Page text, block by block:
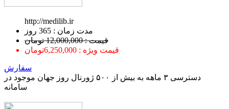
http://medilib.ir
ﻣﺪﺕ ﺯﻣﺎﻥ : 365 ﺭﻭﺯ
قیمت : 12,000,000 تومان
قیمت ویژه : 6,250,000تومان
سفارش
دسترسی ۳ ماهه به بیش از ۵۰۰ ژورنال روز جهان موجود در
سامانه